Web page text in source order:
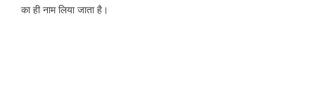
का ही नाम लिया जाता है।